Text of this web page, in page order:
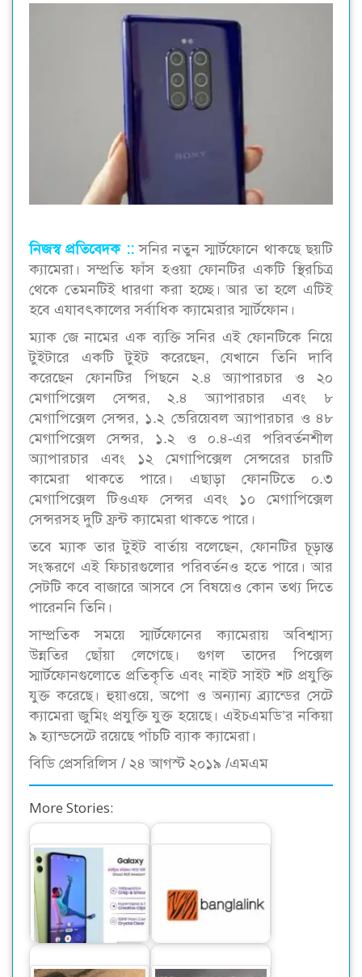
নিজস্ব প্রতিবেদক ::সনির নতুন স্মার্টফোনে থাকছে ছয়টি
ক্যামেরা। সম্প্রতি ফাঁস হওয়া ফোনটির একটি স্থিরচিত্র
থেকে তেমনটিই ধারণা করা হচ্ছে। আর তা হলে এটিই
হবে এযাবৎকালের সর্বাধিক ক্যামেরার স্মার্টফোন।
ম্যাক জে নামের এক ব্যক্তি সনির এই ফোনটিকে নিয়ে
টুইটারে একটি টুইট করেছেন, যেখানে তিনি দাবি
করেছেন ফোনটির পিছনে ২.৪ অ্যাপারচার ও ২০
মেগাপিক্সেল সেন্সর, ২.৪ অ্যাপারচার এবং ৮
মেগাপিক্সেল সেন্সর, ১.২ ভেরিয়েবল অ্যাপারচার ও ৪৮
মেগাপিক্সেল সেন্সর, ১.২ ও ০.৪-এর পরিবর্তনশীল
অ্যাপারচার এবং ১২ মেগাপিক্সেল সেন্সরের চারটি
কামেরা থাকতে পারে। এছাড়া ফোনটিতে ০.৩
মেগাপিক্সেল টিওএফ সেন্সর এবং ১০ মেগাপিক্সেল
সেন্সরসহ দুটি ফ্রন্ট ক্যামেরা থাকতে পারে।
তবে ম্যাক তার টুইট বার্তায় বলেছেন, ফোনটির চূড়ান্ত
সংস্করণে এই ফিচারগুলোর পরিবর্তনও হতে পারে। আর
সেটটি কবে বাজারে আসবে সে বিষয়েও কোন তথ্য দিতে
পারেননি তিনি।
সাম্প্রতিক সময়ে স্মার্টফোনের ক্যামেরায় অবিশ্বাস্য
উন্নতির ছোঁয়া লেগেছে। গুগল তাদের পিক্সেল
স্মার্টফোনগুলোতে প্রতিকৃতি এবং নাইট সাইট শট প্রযুক্তি
যুক্ত করেছে। হুয়াওয়ে, অপো ও অন্যান্য ব্র্যান্ডের সেটে
ক্যামেরা জুমিং প্রযুক্তি যুক্ত হয়েছে। এইচএমডি’র নকিয়া
৯ হ্যান্ডসেটে রয়েছে পাঁচটি ব্যাক ক্যামেরা।
বিডি প্রেসরিলিস / ২৪ আগস্ট ২০১৯ /এমএম
More Stories:
‘অসাম’ সিরিজের নতুন
স্মার্টফোন নিয়ে এলো
স্যামসাং
পামপের সহযোগিতায়
সহজ কিস্তিতে স্মার্টফোন